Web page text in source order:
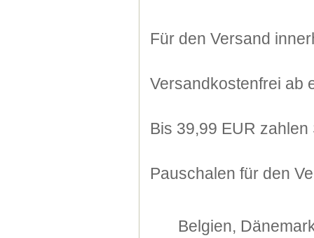
Für den Versand
Versandkostenfrei ab
Bis 39,99 EUR
Pauschalen für den
Belgien,